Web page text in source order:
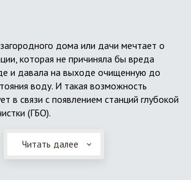
дома или дачи мечтает о
которая не причиняла бы вреда
и давала на выходе очищенную до
воду. И такая возможность
в связи с появлением станций глубокой
(ГБО).
Читать далее